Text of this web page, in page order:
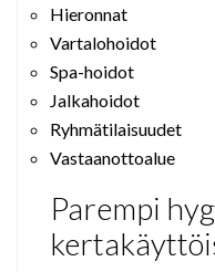
Hieronnat
Vartalohoidot
Spa-hoidot
Jalkahoidot
Ryhmätilaisuudet
Vastaanottoalue
Parempi